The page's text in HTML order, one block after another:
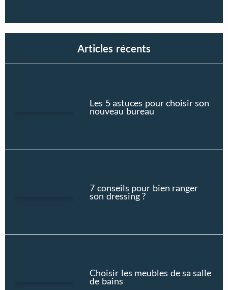
Articles récents
Les 5 astuces pour choisir son
nouveau bureau
7 conseils pour bien ranger
son dressing ?
Choisir les meubles de sa salle
de bains